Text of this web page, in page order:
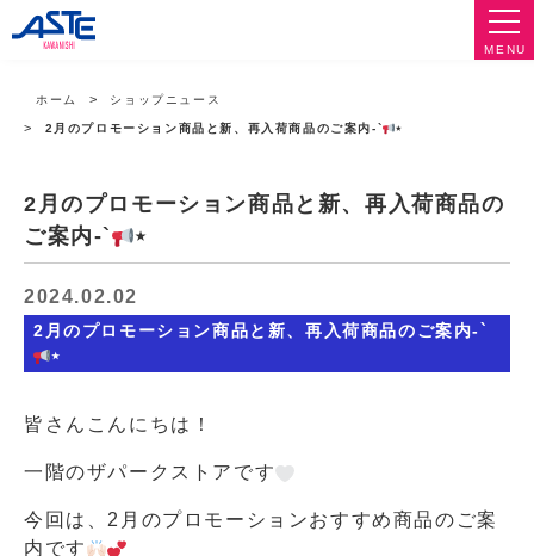
MENU
ホーム ショップニュース
2月のプロモーション商品と新、再入荷商品のご案内-` ⋆
2月のプロモーション商品と新、再入荷商品の
ご案内-`
⋆
2024.02.02
2月のプロモーション商品と新、再入荷商品のご案内-`
⋆
皆さんこんにちは！
一階のザパークストアです
今回は、2月のプロモーションおすすめ商品のご案
内です
︎‪